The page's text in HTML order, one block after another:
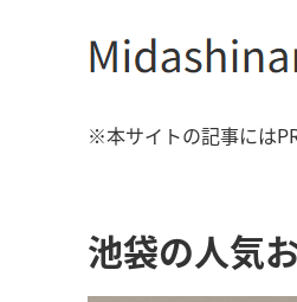
※本サイトの記事には
池袋の人気